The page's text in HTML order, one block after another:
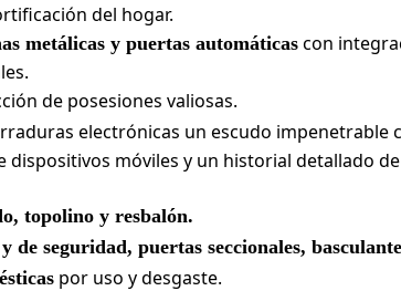
del hogar.
metálicas y puertas automáticas con
de posesiones valiosas.
electrónicas un escudo impenetrable
móviles y un historial detallado
topolino y resbalón.
seguridad, puertas seccionales,
por uso y desgaste.